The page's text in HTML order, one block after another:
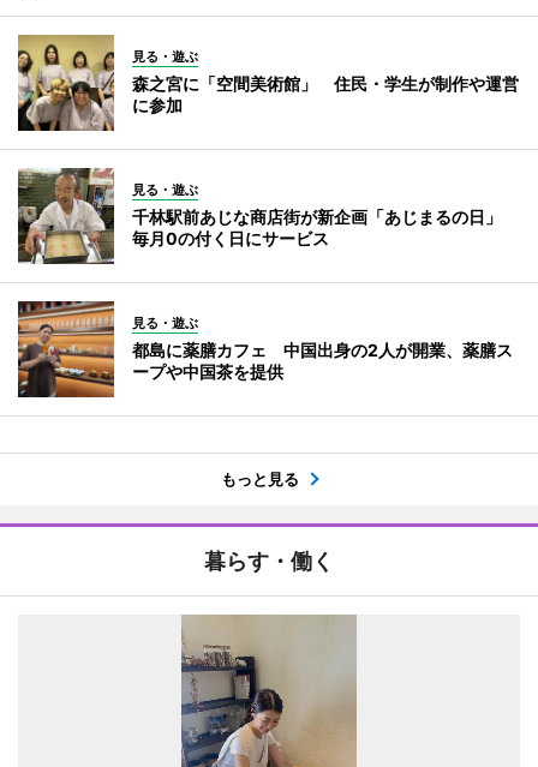
見る・遊ぶ
森之宮に「空間美術館」 住民・学生が制作や運営
に参加
見る・遊ぶ
千林駅前あじな商店街が新企画「あじまるの日」
毎月0の付く日にサービス
見る・遊ぶ
都島に薬膳カフェ 中国出身の2人が開業、薬膳ス
ープや中国茶を提供
もっと見る
暮らす・働く